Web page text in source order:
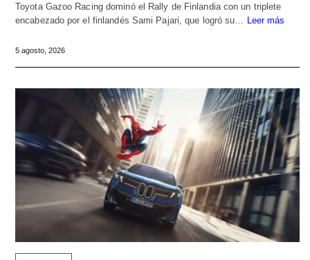
Toyota Gazoo Racing dominó el Rally de Finlandia con un triplete
encabezado por el finlandés Sami Pajari, que logró su…
Leer más
5 agosto, 2026